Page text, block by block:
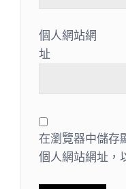
個人網站網
址
在瀏覽器中儲存
個人網站網址，